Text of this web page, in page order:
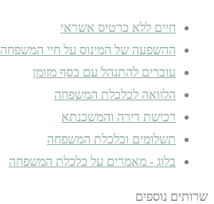
חיים ללא כרטיס אשראי
ההשפעה של המינוס על חיי המשפחה
עוברים להתנהל עם כסף מזומן
הלוואה לכלכלת המשפחה
רכישת דירה והמשכנתא
תשלומים וכלכלת המשפחה
בלוג - מאמרים על כלכלת המשפחה
שרותים נוספים